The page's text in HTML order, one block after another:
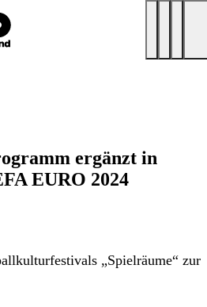
ergänzt in
EURO 2024
„Spielräume“ zur